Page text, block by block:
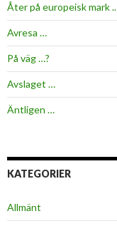
Åter på europeisk mark ..
Avresa …
På väg …?
Avslaget …
Äntligen …
KATEGORIER
Allmänt